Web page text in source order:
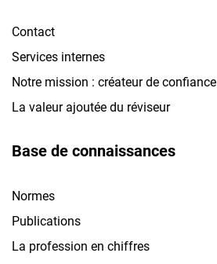
Contact
Services internes
Notre mission : créateur de confiance
La valeur ajoutée du réviseur
Base de connaissances
Normes
Publications
La profession en chiffres